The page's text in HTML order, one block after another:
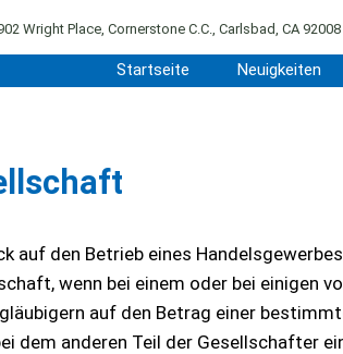
Wright Place, Cornerstone C.C., Carlsbad, CA 92008
Startseite Neuigkeiten
auf den Betrieb eines
wenn bei einem oder bei einigen
auf den Betrag einer
dem anderen Teil der Gesellschafter